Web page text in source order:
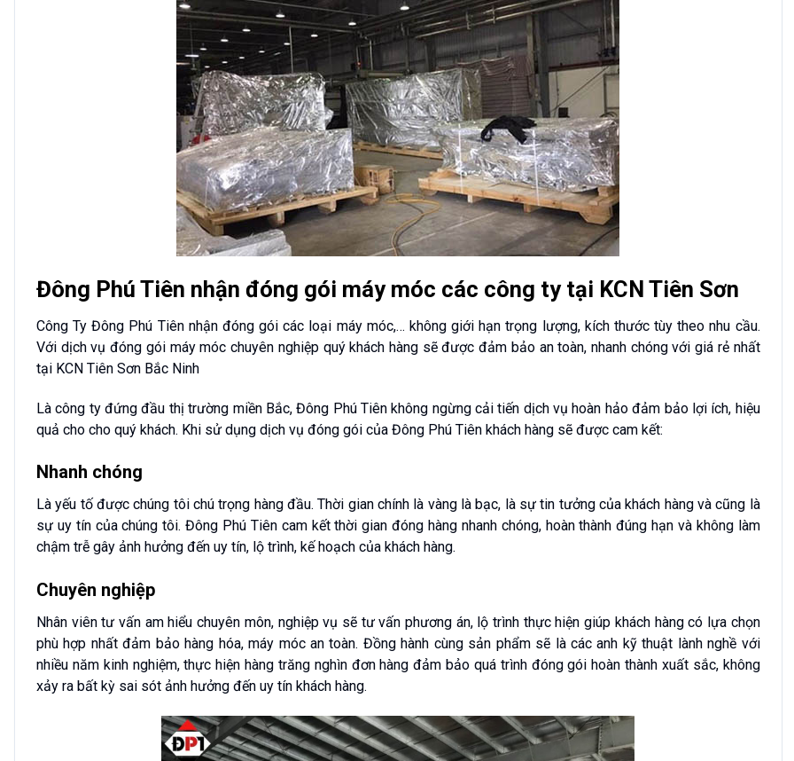
Đông Phú Tiên nhận đóng gói máy móc các công ty tại KCN Tiên Sơn
Công Ty Đông Phú Tiên nhận đóng gói các loại máy móc,… không giới hạn trọng lượng, kích thước tùy theo nhu cầu.
Với dịch vụ đóng gói máy móc chuyên nghiệp quý khách hàng sẽ được đảm bảo an toàn, nhanh chóng với giá rẻ nhất
tại KCN Tiên Sơn Bắc Ninh
Là công ty đứng đầu thị trường miền Bắc, Đông Phú Tiên không ngừng cải tiến dịch vụ hoàn hảo đảm bảo lợi ích, hiệu
quả cho cho quý khách. Khi sử dụng dịch vụ đóng gói của Đông Phú Tiên khách hàng sẽ được cam kết:
Nhanh chóng
Là yếu tố được chúng tôi chú trọng hàng đầu. Thời gian chính là vàng là bạc, là sự tin tưởng của khách hàng và cũng là
sự uy tín của chúng tôi. Đông Phú Tiên cam kết thời gian đóng hàng nhanh chóng, hoàn thành đúng hạn và không làm
chậm trễ gây ảnh hưởng đến uy tín, lộ trình, kế hoạch của khách hàng.
Chuyên nghiệp
Nhân viên tư vấn am hiểu chuyên môn, nghiệp vụ sẽ tư vấn phương án, lộ trình thực hiện giúp khách hàng có lựa chọn
phù hợp nhất đảm bảo hàng hóa, máy móc an toàn. Đồng hành cùng sản phẩm sẽ là các anh kỹ thuật lành nghề với
nhiều năm kinh nghiệm, thực hiện hàng trăng nghìn đơn hàng đảm bảo quá trình đóng gói hoàn thành xuất sắc, không
xảy ra bất kỳ sai sót ảnh hưởng đến uy tín khách hàng.